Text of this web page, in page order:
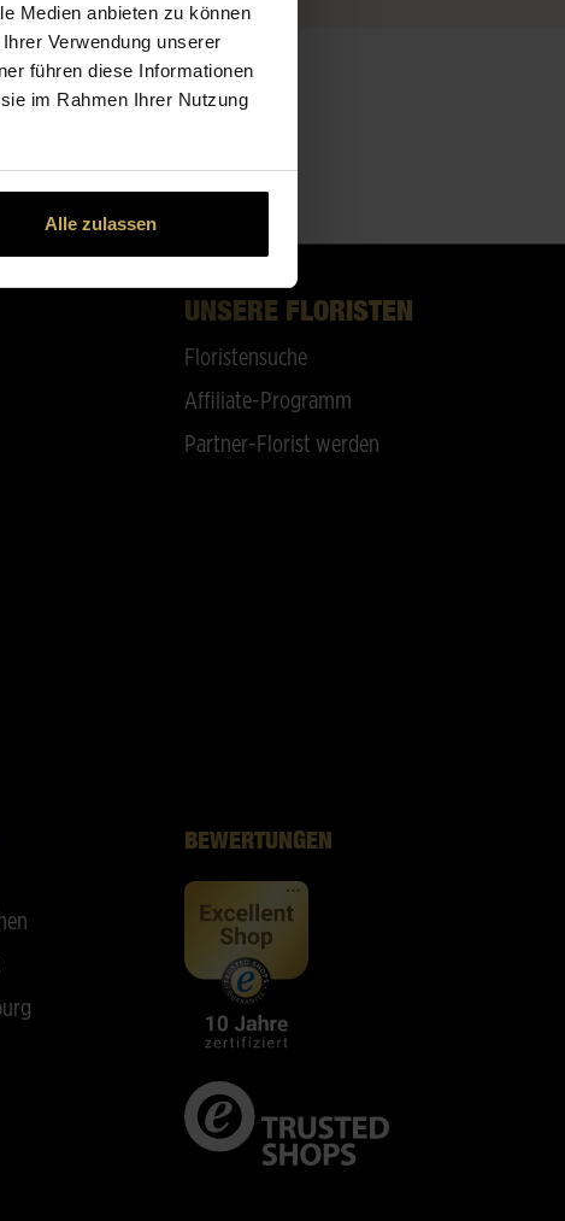
Medien anbieten zu können
Verwendung unserer
führen diese Informationen
im Rahmen Ihrer Nutzung
Alle zulassen
UNSERE FLORISTEN
Floristensuche
Affiliate-Programm
Partner-Florist werden
BEWERTUNGEN